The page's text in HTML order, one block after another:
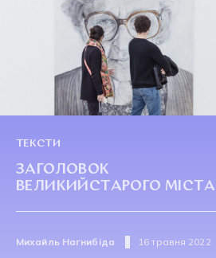
ТЕКСТИ
ЗАГОЛОВОК
ВЕЛИКИЙСТАРОГО МІСТА
Михайль Нагнибіда 16 травня 2022